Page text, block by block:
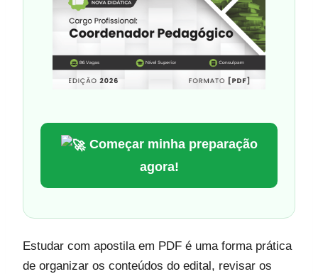
Começar minha preparação
agora!
Estudar com apostila em PDF é uma forma prática
de organizar os conteúdos do edital, revisar os